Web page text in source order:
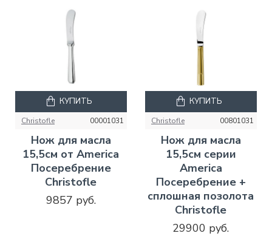
Christofle 00001031
Нож для масла
15,5см от America
Посеребрение
Christofle
9857 руб.
КУПИТЬ
Christofle 00801031
Нож для масла
15,5см серии
America
Посеребрение +
сплошная позолота
Christofle
29900 руб.
КУПИТЬ